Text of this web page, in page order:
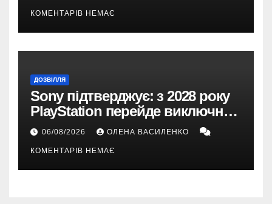
КОМЕНТАРІВ НЕМАЄ
ДОЗВІЛЛЯ
Sony підтверджує: з 2028 року
PlayStation перейде виключно
на цифрові ігри
06/08/2026 ОЛЕНА ВАСИЛЕНКО
КОМЕНТАРІВ НЕМАЄ